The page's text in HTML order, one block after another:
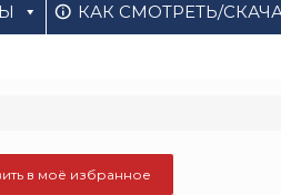
КАК СМОТРЕТЬ/
в моё избранное